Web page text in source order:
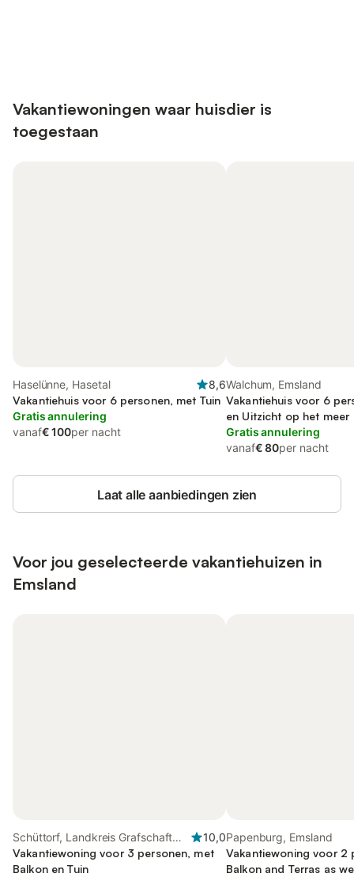
Vakantiewoningen waar huisdier is
toegestaan
Haselünne, Hasetal
8,6
Vakantiehuis voor 6 personen, met Tuin
Gratis annulering
vanaf€ 100per nacht
Walchum, Emsland
Vakantiehuis voor 6
en Uitzicht op het meer
Gratis annulering
vanaf€ 80per nacht
Laat alle aanbiedingen zien
Voor jou geselecteerde vakantiehuizen in
Emsland
Schüttorf, Landkreis Grafschaft
Bentheim
10,0
Vakantiewoning voor 3 personen, met
Balkon en Tuin
Papenburg, Emsland
Vakantiewoning voor 2
Balkon and Terras as